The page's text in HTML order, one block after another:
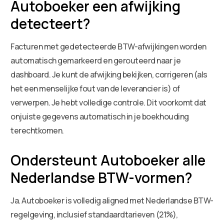
Autoboeker een afwijking
detecteert?
Facturen met gedetecteerde BTW-afwijkingen worden
automatisch gemarkeerd en gerouteerd naar je
dashboard. Je kunt de afwijking bekijken, corrigeren (als
het een menselijke fout van de leverancier is) of
verwerpen. Je hebt volledige controle. Dit voorkomt dat
onjuiste gegevens automatisch in je boekhouding
terechtkomen.
Ondersteunt Autoboeker alle
Nederlandse BTW-vormen?
Ja. Autoboeker is volledig aligned met Nederlandse BTW-
regelgeving, inclusief standaardtarieven (21%),